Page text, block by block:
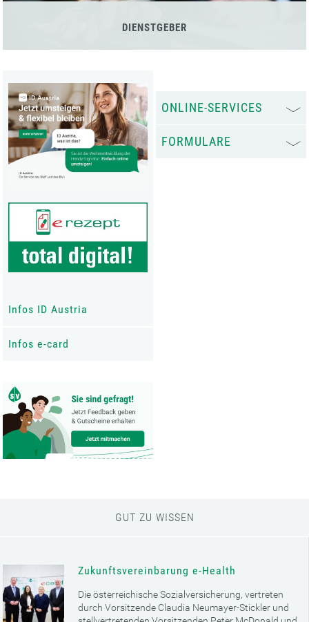
DIENSTGEBER
Infos ID Austria
Infos e-card
ONLINE-SERVICES
FORMULARE
GUT ZU WISSEN
Zukunftsvereinbarung e-Health
Die österreichische Sozialversicherung, vertreten
durch Vorsitzende Claudia Neumayer-Stickler und